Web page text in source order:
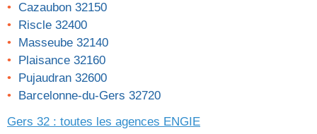
Cazaubon 32150
Riscle 32400
Masseube 32140
Plaisance 32160
Pujaudran 32600
Barcelonne-du-Gers 32720
Gers 32 : toutes les agences ENGIE